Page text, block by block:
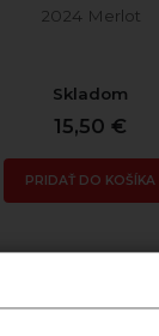
2024 Merlot
Skladom
15,50 €
PRIDAŤ DO KOŠÍKA
Merlot 2019